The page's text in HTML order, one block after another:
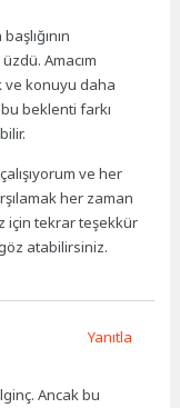
Amacım
ve konuyu daha
beklenti farkı
ve her
her zaman
için tekrar teşekkür
atabilirsiniz.
Ancak bu
Yanıtla